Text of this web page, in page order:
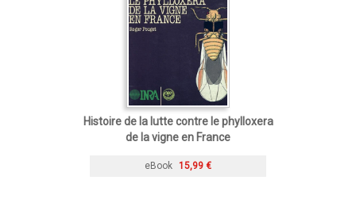
Histoire de la lutte contre le phylloxera
de la vigne en France
eBook 15,99 €